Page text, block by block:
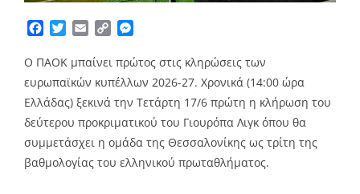
Facebook
TwitterEmailCopy
O ΠΑΟΚ μπαίνει πρώτος στις κληρώσεις των
ευρωπαϊκών κυπέλλων 2026-27. Χρονικά (14:00 ώρα
Ελλάδας) ξεκινά την Τετάρτη 17/6 πρώτη η κλήρωση του
δεύτερου προκριματικού του Γιουρόπα Λιγκ όπου θα
συμμετάσχει η ομάδα της Θεσσαλονίκης ως τρίτη της
βαθμολογίας του ελληνικού πρωταθλήματος.